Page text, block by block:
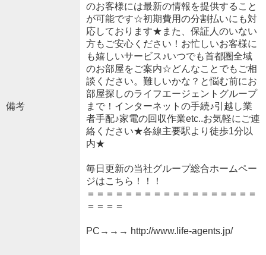
備考
のお客様には最新の情報を提供すること
が可能です☆初期費用の分割払いにも対
応しております★また、保証人のいない
方もご安心ください！お忙しいお客様に
も嬉しいサービス♪いつでも首都圏全域
のお部屋をご案内☆どんなことでもご相
談ください。難しいかな？と悩む前にお
部屋探しのライフエージェントグループ
まで！インターネットの手続♪引越し業
者手配♪家電の回収作業etc..お気軽にご連
絡ください★各線主要駅より徒歩1分以
内★
毎日更新の当社グループ総合ホームペー
ジはこちら！！！
＝＝＝＝＝＝＝＝＝＝＝＝＝＝＝＝＝＝
＝＝＝＝
PC→→→ http://www.life-agents.jp/